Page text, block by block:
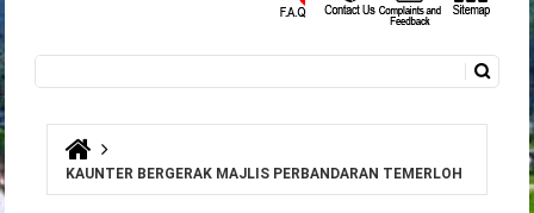
Borang carian
Anda di sini
KAUNTER BERGERAK MAJLIS PERBANDARAN TEMERLOH